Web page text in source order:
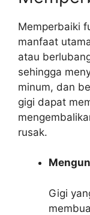
Memperbaiki
manfaat
atau
sehingga
minum, dan
gigi dapat
rusak.
Gigi